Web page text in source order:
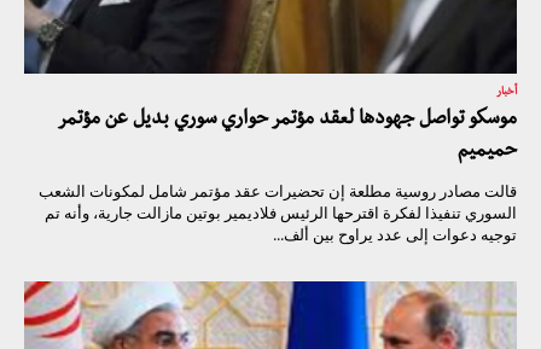
أخبار
موسكو تواصل جهودها لعقد مؤتمر حواري سوري بديل عن مؤتمر
حميميم
قالت مصادر روسية مطلعة إن تحضيرات عقد مؤتمر شامل لمكونات الشعب
السوري تنفيذا لفكرة اقترحها الرئيس فلاديمير بوتين مازالت جارية، وأنه تم
توجيه دعوات إلى عدد يراوح بين ألف...